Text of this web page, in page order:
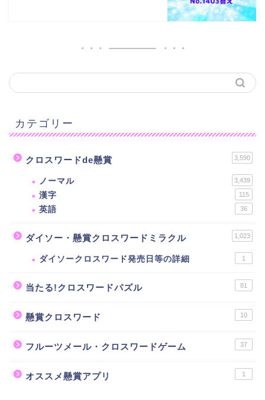
カテゴリー
クロスワードde懸賞 3,590
ノーマル 3,439
漢字 115
英語 36
ダイソー・懸賞クロスワードミラクル 1,023
ダイソークロスワード発売日等の詳細 1
当たる!クロスワードパズル 81
懸賞クロスワード 10
フルーツメール・クロスワードゲーム 37
オススメ懸賞アプリ 1